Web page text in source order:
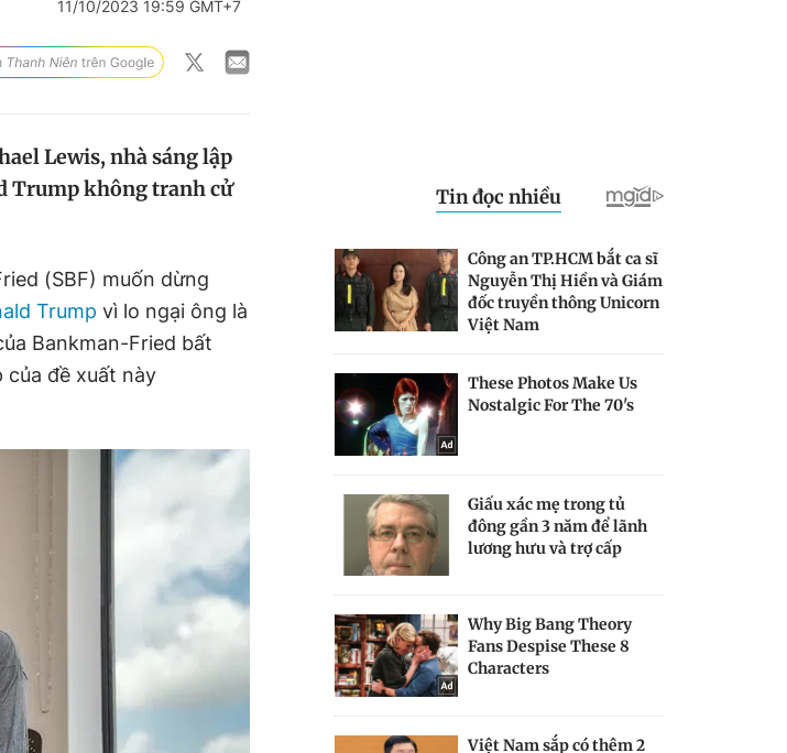
11/10/2023 19:59 GMT+7
Lewis, nhà sáng lập
Trump không tranh cử
(SBF) muốn dừng
Trump vì lo ngại ông là
Bankman-Fried bất
đề xuất này